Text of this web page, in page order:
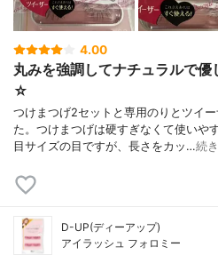
4.00
丸みを強調してナチュラルで
☆
つけまつげ2セットと専用のりとツイ
た。つけまつげは硬すぎなくて使いや
目サイズの目ですが、長さをカッ…続
D-UP(ディーアップ)
アイラッシュ フォロミー